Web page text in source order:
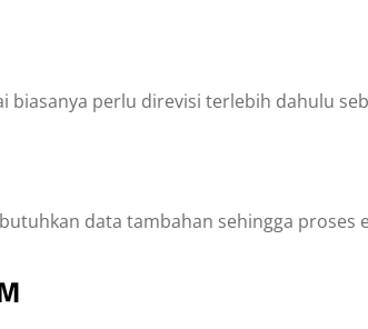
biasanya perlu direvisi terlebih dahulu
data tambahan sehingga proses